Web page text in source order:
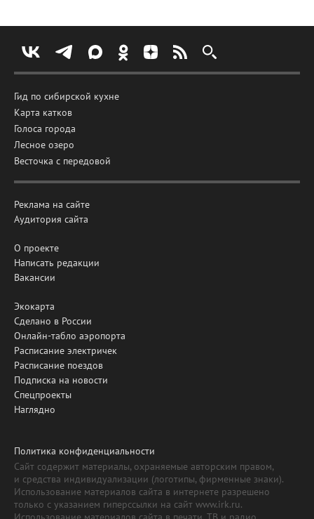
Гид по сибирской кухне
Карта катков
Голоса города
Лесное озеро
Весточка с передовой
Реклама на сайте
Аудитория сайта
О проекте
Написать редакции
Вакансии
Экокарта
Сделано в России
Онлайн-табло аэропорта
Расписание электричек
Расписание поездов
Подписка на новости
Спецпроекты
Наглядно
Политика конфиденциальности
Сайт содержит материалы, охраняемые авторским правом,
и средства индивидуализации (логотипы, фирменные знаки).
Использование материалов сайта в интернете разрешено
только с указанием гиперссылки на сайт www.irk.ru.